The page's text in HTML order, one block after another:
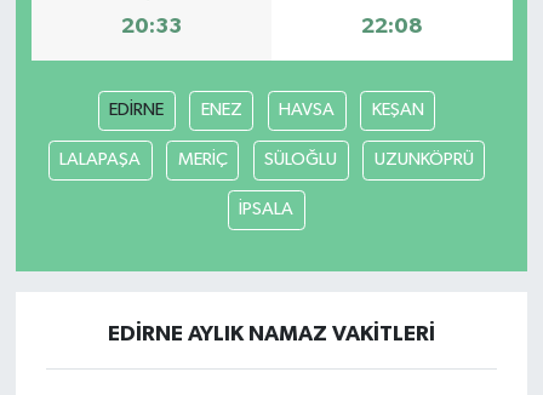
20:33 22:08
EDİRNE ENEZ HAVSA KEŞAN
LALAPAŞA MERİÇ SÜLOĞLU UZUNKÖPRÜ
İPSALA
EDİRNE AYLIK NAMAZ VAKITLERI